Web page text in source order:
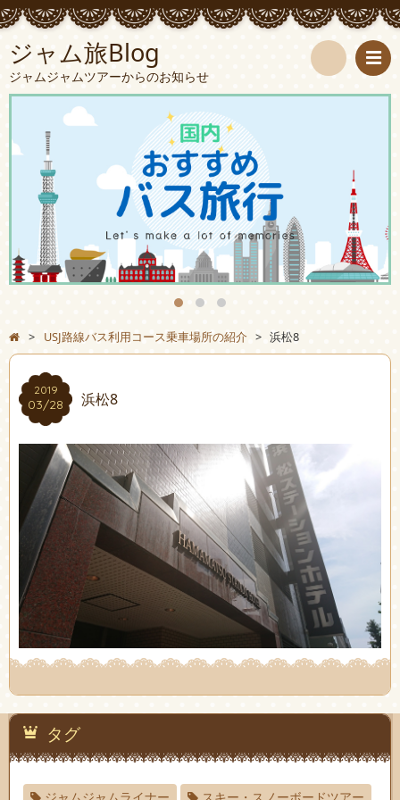
ジャム旅Blog
ジャムジャムツアーからのお知らせ
検
> USJ路線バス利用コース乗車場所の紹介 > 浜松8
2019
03/28 浜松8
タグ
ジャムジャムライナー スキー・スノーボードツアー